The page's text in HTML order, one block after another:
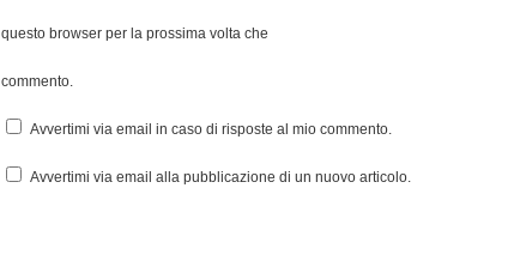
questo browser per la prossima volta che
commento.
Avvertimi via email in caso di risposte al mio commento.
Avvertimi via email alla pubblicazione di un nuovo articolo.